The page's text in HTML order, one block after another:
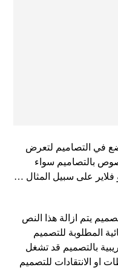
في التصاميم لتعرض
بالتصاميم سواء
على سبيل المثال …
يتم ازالة هذا النص
المطلوبة للتصميم
بالتصميم قد تشغل
او الانتقادات للتصميم